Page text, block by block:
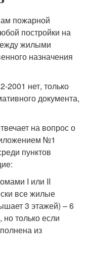
пожарной
постройки на
жилыми
назначения
нет, только
документа,
на вопрос о
№1
пунктов
I или II
все жилые
3 этажей) – 6
но только если
из